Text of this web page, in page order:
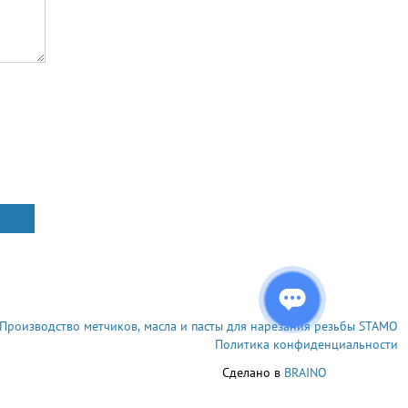
Производство метчиков, масла и пасты для нарезания резьбы STAMO
Политика конфиденциальности
Сделано в BRAINO